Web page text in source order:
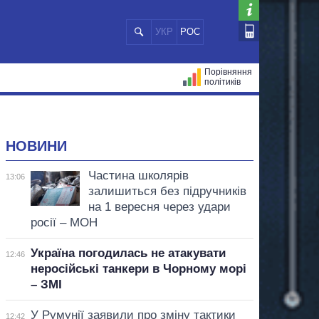
УКР РОС
Порівняння
політиків
НОВИНИ
13:06
Частина школярів
залишиться без підручників
на 1 вересня через удари
росії – МОН
12:46
Україна погодилась не атакувати
неросійські танкери в Чорному морі
– ЗМІ
12:42
У Румунії заявили про зміну тактики